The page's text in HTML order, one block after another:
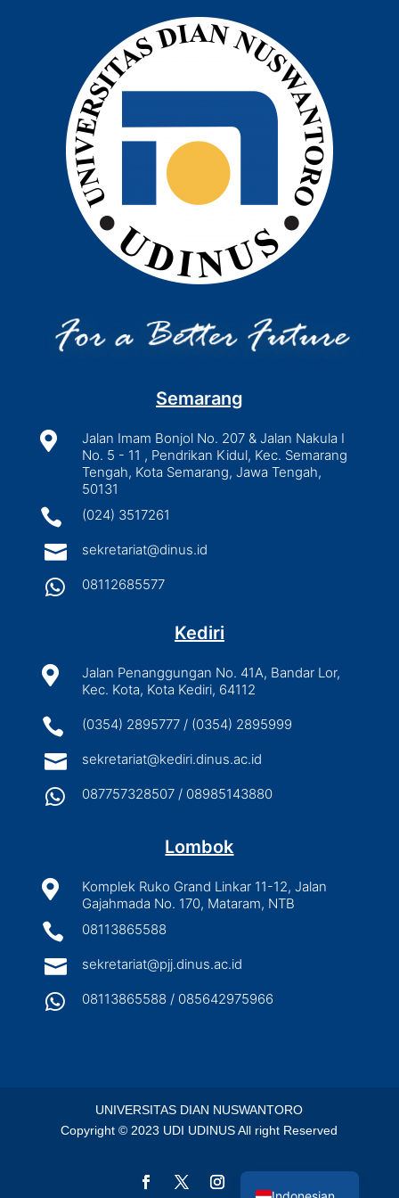
Semarang

Jalan Imam Bonjol No. 207 & Jalan Nakula I
No. 5 - 11 , Pendrikan Kidul, Kec. Semarang
Tengah, Kota Semarang, Jawa Tengah,
50131
 (024) 3517261
 sekretariat@dinus.id
 08112685577
Kediri

Jalan Penanggungan No. 41A, Bandar Lor,
Kec. Kota, Kota Kediri, 64112
 (0354) 2895777 / (0354) 2895999
 sekretariat@kediri.dinus.ac.id
 087757328507 / 08985143880
Lombok

Komplek Ruko Grand Linkar 11-12, Jalan
Gajahmada No. 170, Mataram, NTB
 08113865588
 sekretariat@pjj.dinus.ac.id
 08113865588 / 085642975966
UNIVERSITAS DIAN NUSWANTORO
Copyright © 2023 UDI UDINUS All right Reserved